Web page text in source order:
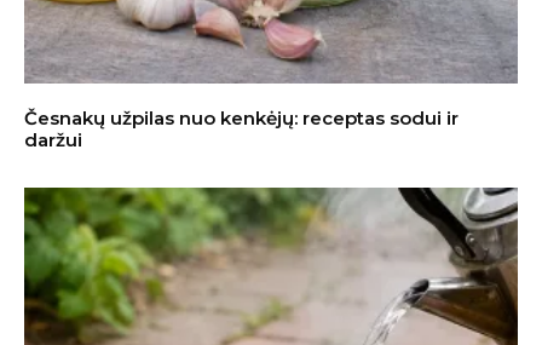
Česnakų užpilas nuo kenkėjų: receptas sodui ir
daržui